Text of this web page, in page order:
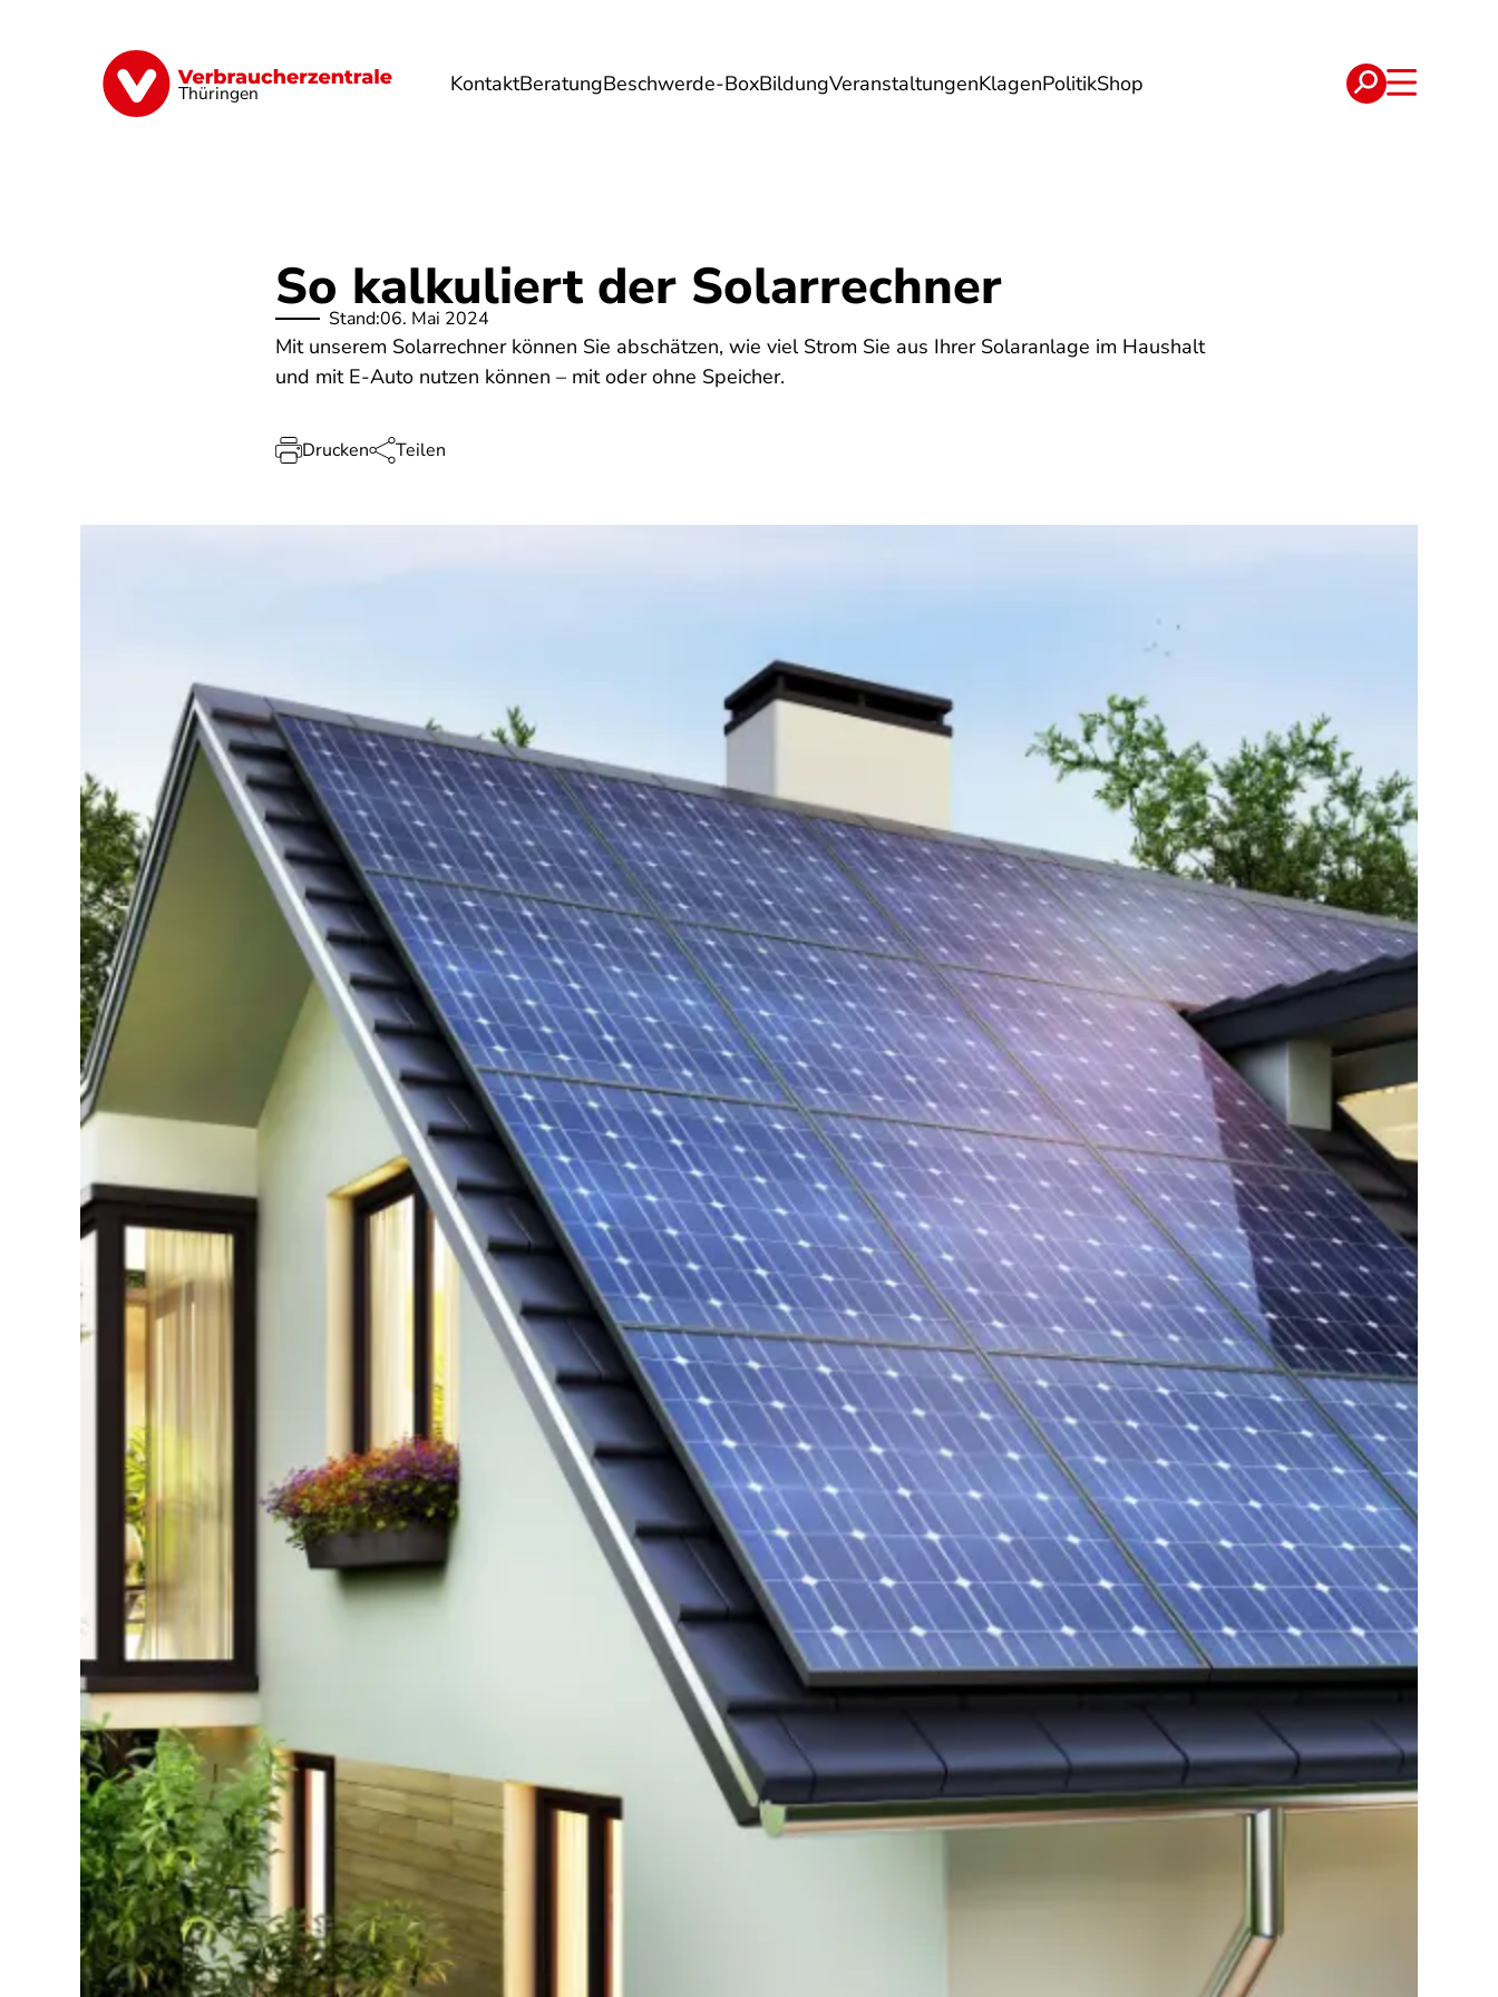
Thüringen KontaktBeratungBeschwerde-BoxBildungVeranstaltungenKlagenPolitikShop
Finanzen Digitales Lebensmittel Umwelt Gesundheit Energie Reise Verträge
So kalkuliert der Solarrechner
Stand:06. Mai 2024
Mit unserem Solarrechner können Sie abschätzen, wie viel Strom Sie aus Ihrer Solaranlage im Haushalt
und mit E-Auto nutzen können – mit oder ohne Speicher.
Drucken Teilen